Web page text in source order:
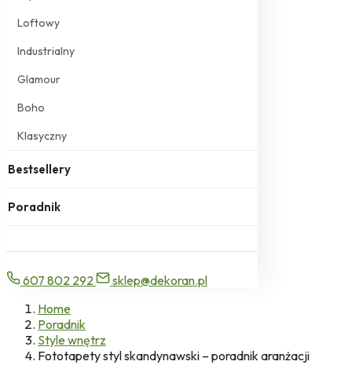
Loftowy
Industrialny
Glamour
Boho
Klasyczny
Bestsellery
Poradnik
607 802 292
sklep@dekoran.pl
Home
Poradnik
Style wnętrz
Fototapety styl skandynawski – poradnik aranżacji